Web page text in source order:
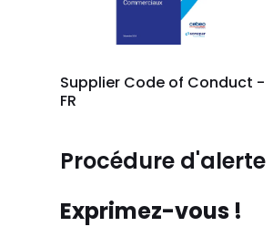
Supplier Code of Conduct -
FR
Procédure d'alerte
Exprimez-vous !